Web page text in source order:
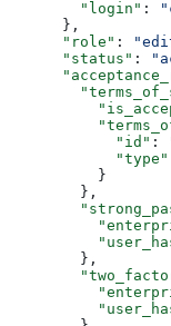
        "login"
:
      },
      "role"
:
      "status"
:
            "id"
:
            "type"
          }
        },
        },